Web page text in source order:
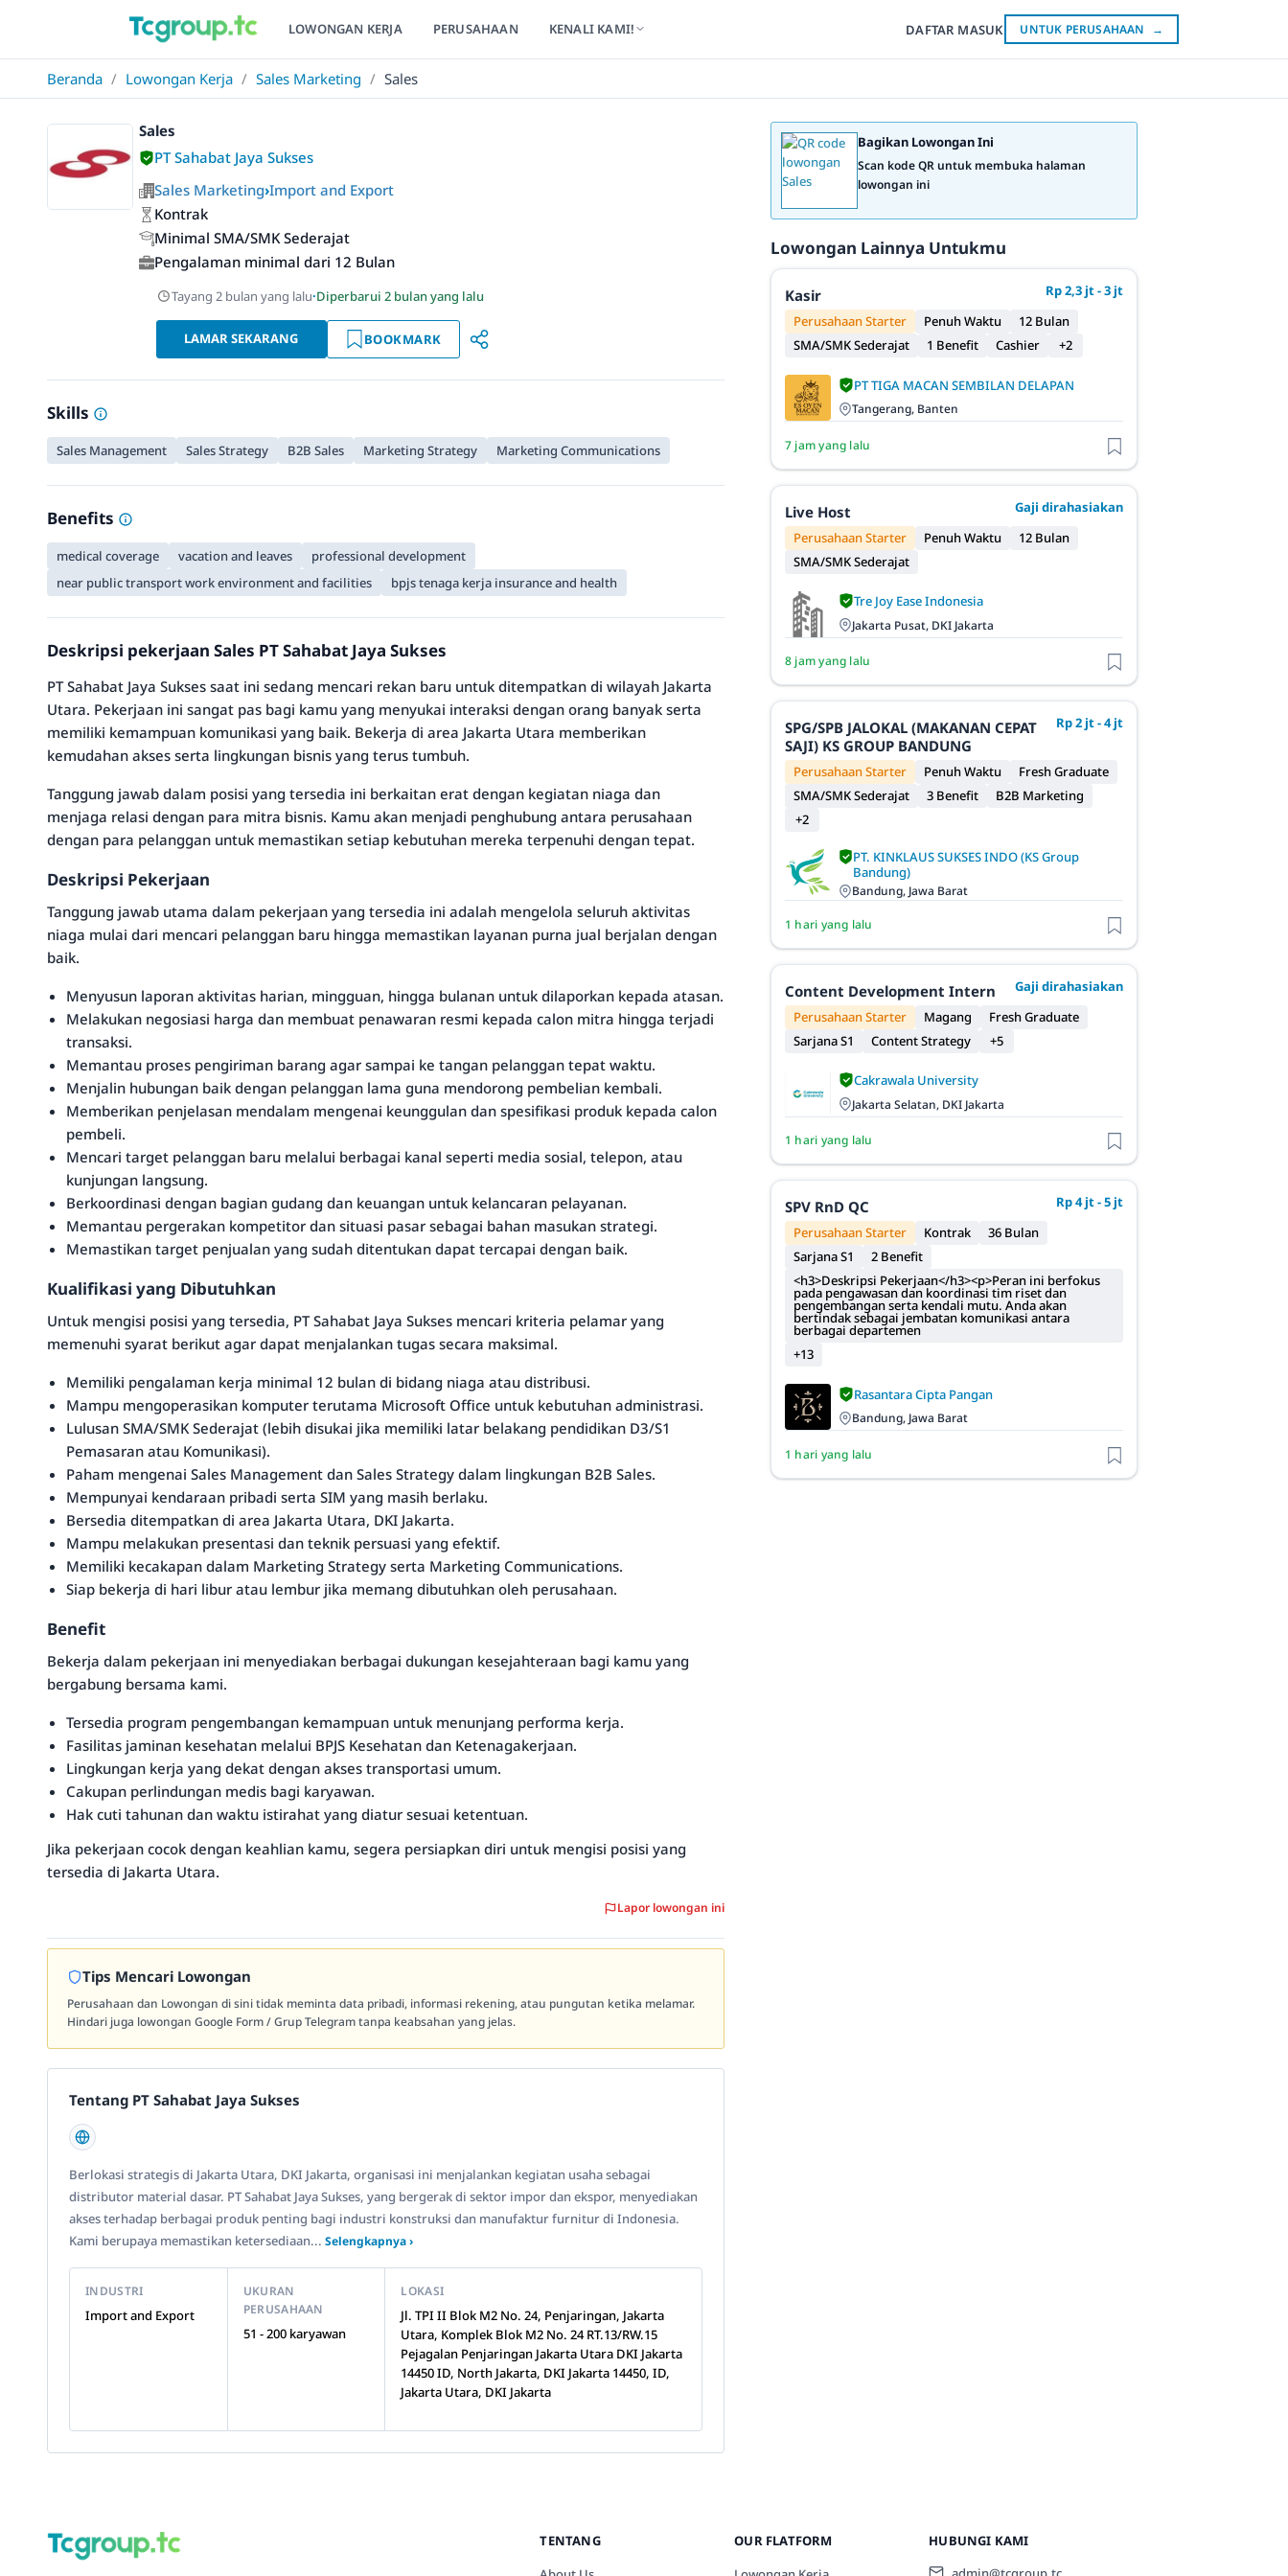
LOWONGAN KERJA PERUSAHAAN KENALI KAMI! DAFTAR MASUK UNTUK PERUSAHAAN →
Beranda / Lowongan Kerja / Sales Marketing / Sales
Sales
PT Sahabat Jaya Sukses
Sales Marketing›Import and Export
Kontrak
Minimal SMA/SMK Sederajat
Pengalaman minimal dari 12 Bulan
Tayang 2 bulan yang lalu·Diperbarui 2 bulan yang lalu
LAMAR SEKARANG BOOKMARK
Skills
Sales Management Sales Strategy B2B Sales Marketing Strategy Marketing Communications
Benefits
medical coverage vacation and leaves
professional development
near public transport work environment and facilities
bpjs tenaga kerja insurance and health
Deskripsi pekerjaan Sales PT Sahabat Jaya Sukses
PT Sahabat Jaya Sukses saat ini sedang mencari rekan baru untuk ditempatkan di wilayah Jakarta
Utara. Pekerjaan ini sangat pas bagi kamu yang menyukai interaksi dengan orang banyak serta
memiliki kemampuan komunikasi yang baik. Bekerja di area Jakarta Utara memberikan
kemudahan akses serta lingkungan bisnis yang terus tumbuh.
Tanggung jawab dalam posisi yang tersedia ini berkaitan erat dengan kegiatan niaga dan
menjaga relasi dengan para mitra bisnis. Kamu akan menjadi penghubung antara perusahaan
dengan para pelanggan untuk memastikan setiap kebutuhan mereka terpenuhi dengan tepat.
Deskripsi Pekerjaan
Tanggung jawab utama dalam pekerjaan yang tersedia ini adalah mengelola seluruh aktivitas
niaga mulai dari mencari pelanggan baru hingga memastikan layanan purna jual berjalan dengan
baik.
Menyusun laporan aktivitas harian, mingguan, hingga bulanan untuk dilaporkan kepada atasan.
Melakukan negosiasi harga dan membuat penawaran resmi kepada calon mitra hingga terjadi
transaksi.
Memantau proses pengiriman barang agar sampai ke tangan pelanggan tepat waktu.
Menjalin hubungan baik dengan pelanggan lama guna mendorong pembelian kembali.
Memberikan penjelasan mendalam mengenai keunggulan dan spesifikasi produk kepada calon
pembeli.
Mencari target pelanggan baru melalui berbagai kanal seperti media sosial, telepon, atau
kunjungan langsung.
Berkoordinasi dengan bagian gudang dan keuangan untuk kelancaran pelayanan.
Memantau pergerakan kompetitor dan situasi pasar sebagai bahan masukan strategi.
Memastikan target penjualan yang sudah ditentukan dapat tercapai dengan baik.
Kualifikasi yang Dibutuhkan
Untuk mengisi posisi yang tersedia, PT Sahabat Jaya Sukses mencari kriteria pelamar yang
memenuhi syarat berikut agar dapat menjalankan tugas secara maksimal.
Memiliki pengalaman kerja minimal 12 bulan di bidang niaga atau distribusi.
Mampu mengoperasikan komputer terutama Microsoft Office untuk kebutuhan administrasi.
Lulusan SMA/SMK Sederajat (lebih disukai jika memiliki latar belakang pendidikan D3/S1
Pemasaran atau Komunikasi).
Paham mengenai Sales Management dan Sales Strategy dalam lingkungan B2B Sales.
Mempunyai kendaraan pribadi serta SIM yang masih berlaku.
Bersedia ditempatkan di area Jakarta Utara, DKI Jakarta.
Mampu melakukan presentasi dan teknik persuasi yang efektif.
Memiliki kecakapan dalam Marketing Strategy serta Marketing Communications.
Siap bekerja di hari libur atau lembur jika memang dibutuhkan oleh perusahaan.
Benefit
Bekerja dalam pekerjaan ini menyediakan berbagai dukungan kesejahteraan bagi kamu yang
bergabung bersama kami.
Tersedia program pengembangan kemampuan untuk menunjang performa kerja.
Fasilitas jaminan kesehatan melalui BPJS Kesehatan dan Ketenagakerjaan.
Lingkungan kerja yang dekat dengan akses transportasi umum.
Cakupan perlindungan medis bagi karyawan.
Hak cuti tahunan dan waktu istirahat yang diatur sesuai ketentuan.
Jika pekerjaan cocok dengan keahlian kamu, segera persiapkan diri untuk mengisi posisi yang
tersedia di Jakarta Utara.
Lapor lowongan ini
Tips Mencari Lowongan
Perusahaan dan Lowongan di sini tidak meminta data pribadi, informasi rekening, atau pungutan ketika melamar.
Hindari juga lowongan Google Form / Grup Telegram tanpa keabsahan yang jelas.
Tentang PT Sahabat Jaya Sukses
Berlokasi strategis di Jakarta Utara, DKI Jakarta, organisasi ini menjalankan kegiatan usaha sebagai
distributor material dasar. PT Sahabat Jaya Sukses, yang bergerak di sektor impor dan ekspor, menyediakan
akses terhadap berbagai produk penting bagi industri konstruksi dan manufaktur furnitur di Indonesia.
Kami berupaya memastikan ketersediaan... Selengkapnya ›
INDUSTRI
Import and Export
UKURAN
PERUSAHAAN
51 - 200 karyawan
LOKASI
Jl. TPI II Blok M2 No. 24, Penjaringan, Jakarta
Utara, Komplek Blok M2 No. 24 RT.13/RW.15
Pejagalan Penjaringan Jakarta Utara DKI Jakarta
14450 ID, North Jakarta, DKI Jakarta 14450, ID,
Jakarta Utara, DKI Jakarta
Bagikan Lowongan Ini
Scan kode QR untuk membuka halaman
lowongan ini
Lowongan Lainnya Untukmu
Kasir
Rp 2,3 jt - 3 jt
Perusahaan Starter
Penuh Waktu
12 Bulan
SMA/SMK Sederajat
1 Benefit Cashier +2
PT TIGA MACAN SEMBILAN DELAPAN
Tangerang, Banten
7 jam yang lalu
Live Host
Gaji dirahasiakan
Perusahaan Starter
Penuh Waktu
12 Bulan
SMA/SMK Sederajat
Tre Joy Ease Indonesia
Jakarta Pusat, DKI Jakarta
8 jam yang lalu
SPG/SPB JALOKAL (MAKANAN CEPAT
SAJI) KS GROUP BANDUNG
Rp 2 jt - 4 jt
Perusahaan Starter Penuh Waktu
Fresh Graduate
SMA/SMK Sederajat
3 Benefit
B2B Marketing
+2
PT. KINKLAUS SUKSES INDO (KS Group
Bandung)
Bandung, Jawa Barat
1 hari yang lalu
Content Development Intern
Gaji dirahasiakan
Perusahaan Starter
Magang
Fresh Graduate
Sarjana S1
Content Strategy +5
Cakrawala University
Jakarta Selatan, DKI Jakarta
1 hari yang lalu
SPV RnD QC
Rp 4 jt - 5 jt
Perusahaan Starter
Kontrak
36 Bulan
Sarjana S1
2 Benefit
<h3>Deskripsi Pekerjaan</h3><p>Peran ini berfokus
pada pengawasan dan koordinasi tim riset dan
pengembangan serta kendali mutu. Anda akan
bertindak sebagai jembatan komunikasi antara
berbagai departemen
+13
Rasantara Cipta Pangan
Bandung, Jawa Barat
1 hari yang lalu
TENTANG
OUR FLATFORM
HUBUNGI KAMI